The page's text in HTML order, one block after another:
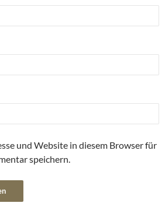
und Website in diesem Browser für
speichern.